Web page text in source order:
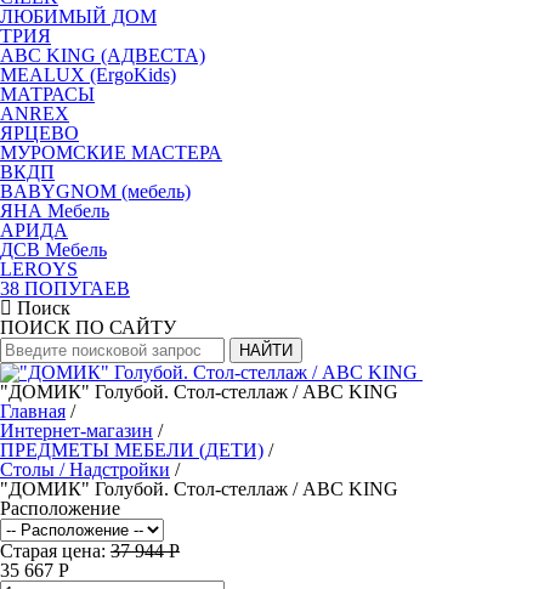
ЛЮБИМЫЙ ДОМ
ТРИЯ
ABC KING (АДВЕСТА)
MEALUX (ErgoKids)
МАТРАСЫ
ANREX
ЯРЦЕВО
МУРОМСКИЕ МАСТЕРА
ВКДП
BABYGNOM (мебель)
ЯНА Мебель
АРИДА
ДСВ Мебель
LEROYS
38 ПОПУГАЕВ
Поиск
ПОИСК ПО САЙТУ
НАЙТИ
"ДОМИК" Голубой. Стол-стеллаж / ABC KING
Главная /
Интернет-магазин /
ПРЕДМЕТЫ МЕБЕЛИ (ДЕТИ) /
Столы / Надстройки /
"ДОМИК" Голубой. Стол-стеллаж / ABC KING
Расположение
Старая цена: 37 944 Р
35 667 Р